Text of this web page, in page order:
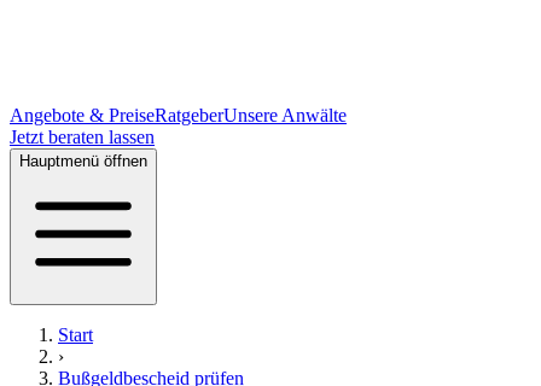
Angebote & PreiseRatgeberUnsere Anwälte
Jetzt beraten lassen
Hauptmenü öffnen
Start
›
Bußgeldbescheid prüfen